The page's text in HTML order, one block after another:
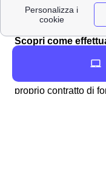
Tutti i numeri
Frassinelle Polesine
Scopri come
proprio contratto di